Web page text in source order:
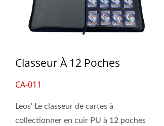
Classeur À 12 Poches
CA-011
Leos' Le classeur de cartes à
collectionner en cuir PU à 12 poches